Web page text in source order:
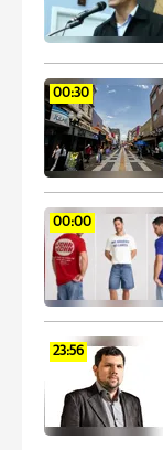
00:30
00:00
23:56